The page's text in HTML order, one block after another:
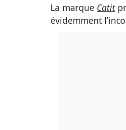
La marque Catit
évidemment